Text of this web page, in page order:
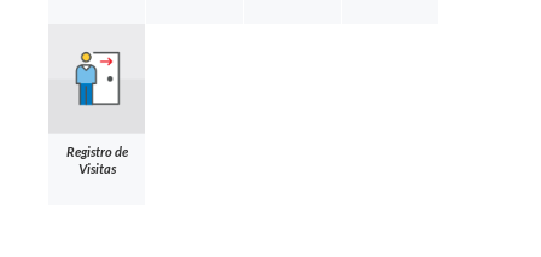
Registro de
Visitas